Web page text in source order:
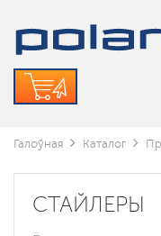
Галоўная Каталог
СТАЙЛЕРЫ